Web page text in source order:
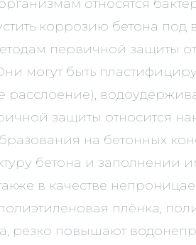
относятся
коррозию бетона
первичной защиты
могут быть
защиты
на бетонных
бетона и
в качестве
плёнка,
резко повышают